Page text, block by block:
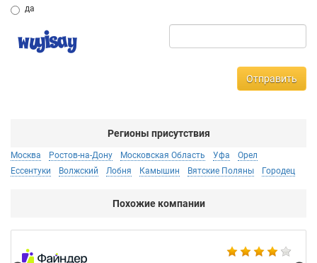
да
Отправить
Регионы присутствия
Москва Ростов-на-Дону Московская Область Уфа
Орел
Ессентуки
Волжский Лобня Камышин Вятские Поляны Городец
Похожие компании